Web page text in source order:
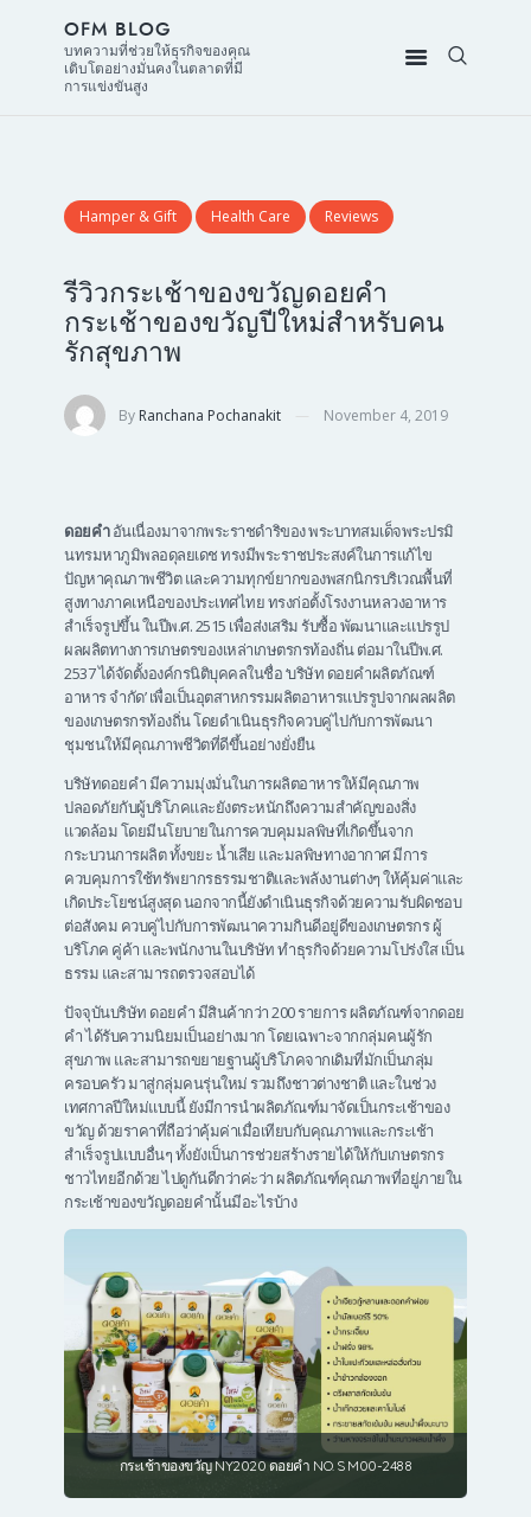
OFM BLOG
บทความที่ช่วยให้ธุรกิจของคุณ
เติบโตอย่างมั่นคงในตลาดที่มี
การแข่งขันสูง
Hamper & Gift Health Care Reviews
รีวิวกระเช้าของขวัญดอยคำ
กระเช้าของขวัญปีใหม่สำหรับคน
รักสุขภาพ
By Ranchana Pochanakit November 4, 2019
ดอยคำอันเนื่องมาจากพระราชดำริของ พระบาทสมเด็จพระปรมิ
นทรมหาภูมิพลอดุลยเดช ทรงมีพระราชประสงค์ในการแก้ไข
ปัญหาคุณภาพชีวิต และความทุกข์ยากของพสกนิกรบริเวณพื้นที่
สูงทางภาคเหนือของประเทศไทย ทรงก่อตั้งโรงงานหลวงอาหาร
สำเร็จรูปขึ้น ในปีพ.ศ. 2515 เพื่อส่งเสริม รับซื้อ พัฒนาและแปรรูป
ผลผลิตทางการเกษตรของเหล่าเกษตรกรท้องถิ่น ต่อมาในปีพ.ศ.
2537 ได้จัดตั้งองค์กรนิติบุคคลในชื่อ ‘บริษัท ดอยคำผลิตภัณฑ์
อาหาร จำกัด’ เพื่อเป็นอุตสาหกรรมผลิตอาหารแปรรูปจากผลผลิต
ของเกษตรกรท้องถิ่น โดยดำเนินธุรกิจควบคู่ไปกับการพัฒนา
ชุมชนให้มีคุณภาพชีวิตที่ดีขึ้นอย่างยั่งยืน
บริษัทดอยคำ มีความมุ่งมั่นในการผลิตอาหารให้มีคุณภาพ
ปลอดภัยกับผู้บริโภคและยังตระหนักถึงความสำคัญของสิ่ง
แวดล้อม โดยมีนโยบายในการควบคุมมลพิษที่เกิดขึ้นจาก
กระบวนการผลิต ทั้งขยะ น้ำเสีย และมลพิษทางอากาศ มีการ
ควบคุมการใช้ทรัพยากรธรรมชาติและพลังงานต่างๆ ให้คุ้มค่าและ
เกิดประโยชน์สูงสุด นอกจากนี้ยังดำเนินธุรกิจด้วยความรับผิดชอบ
ต่อสังคม ควบคู่ไปกับการพัฒนาความกินดีอยู่ดีของเกษตรกร ผู้
บริโภค คู่ค้า และพนักงานในบริษัท ทำธุรกิจด้วยความโปร่งใส เป็น
ธรรม และสามารถตรวจสอบได้
ปัจจุบันบริษัท ดอยคำ มีสินค้ากว่า 200 รายการ ผลิตภัณฑ์จากดอย
คำ ได้รับความนิยมเป็นอย่างมาก โดยเฉพาะจากกลุ่มคนผู้รัก
สุขภาพ และสามารถขยายฐานผู้บริโภคจากเดิมที่มักเป็นกลุ่ม
ครอบครัว มาสู่กลุ่มคนรุ่นใหม่ รวมถึงชาวต่างชาติ และในช่วง
เทศกาลปีใหม่แบบนี้ ยังมีการนำผลิตภัณฑ์มาจัดเป็นกระเช้าของ
ขวัญ ด้วยราคาที่ถือว่าคุ้มค่าเมื่อเทียบกับคุณภาพและกระเช้า
สำเร็จรูปแบบอื่นๆ ทั้งยังเป็นการช่วยสร้างรายได้ให้กับเกษตรกร
ชาวไทยอีกด้วย ไปดูกันดีกว่าค่ะว่า ผลิตภัณฑ์คุณภาพที่อยู่ภายใน
กระเช้าของขวัญดอยคำนั้นมีอะไรบ้าง
กระเช้าของขวัญ NY2020 ดอยคำ NO. S M00-2488